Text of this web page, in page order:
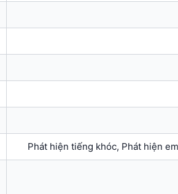
Phát hiện tiếng khóc, Phát hiện